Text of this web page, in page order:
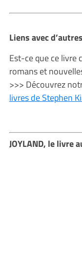
Liens avec
Est-ce que ce livre
romans et
>>> Découvrez
livres de Stephen
JOYLAND, le livre